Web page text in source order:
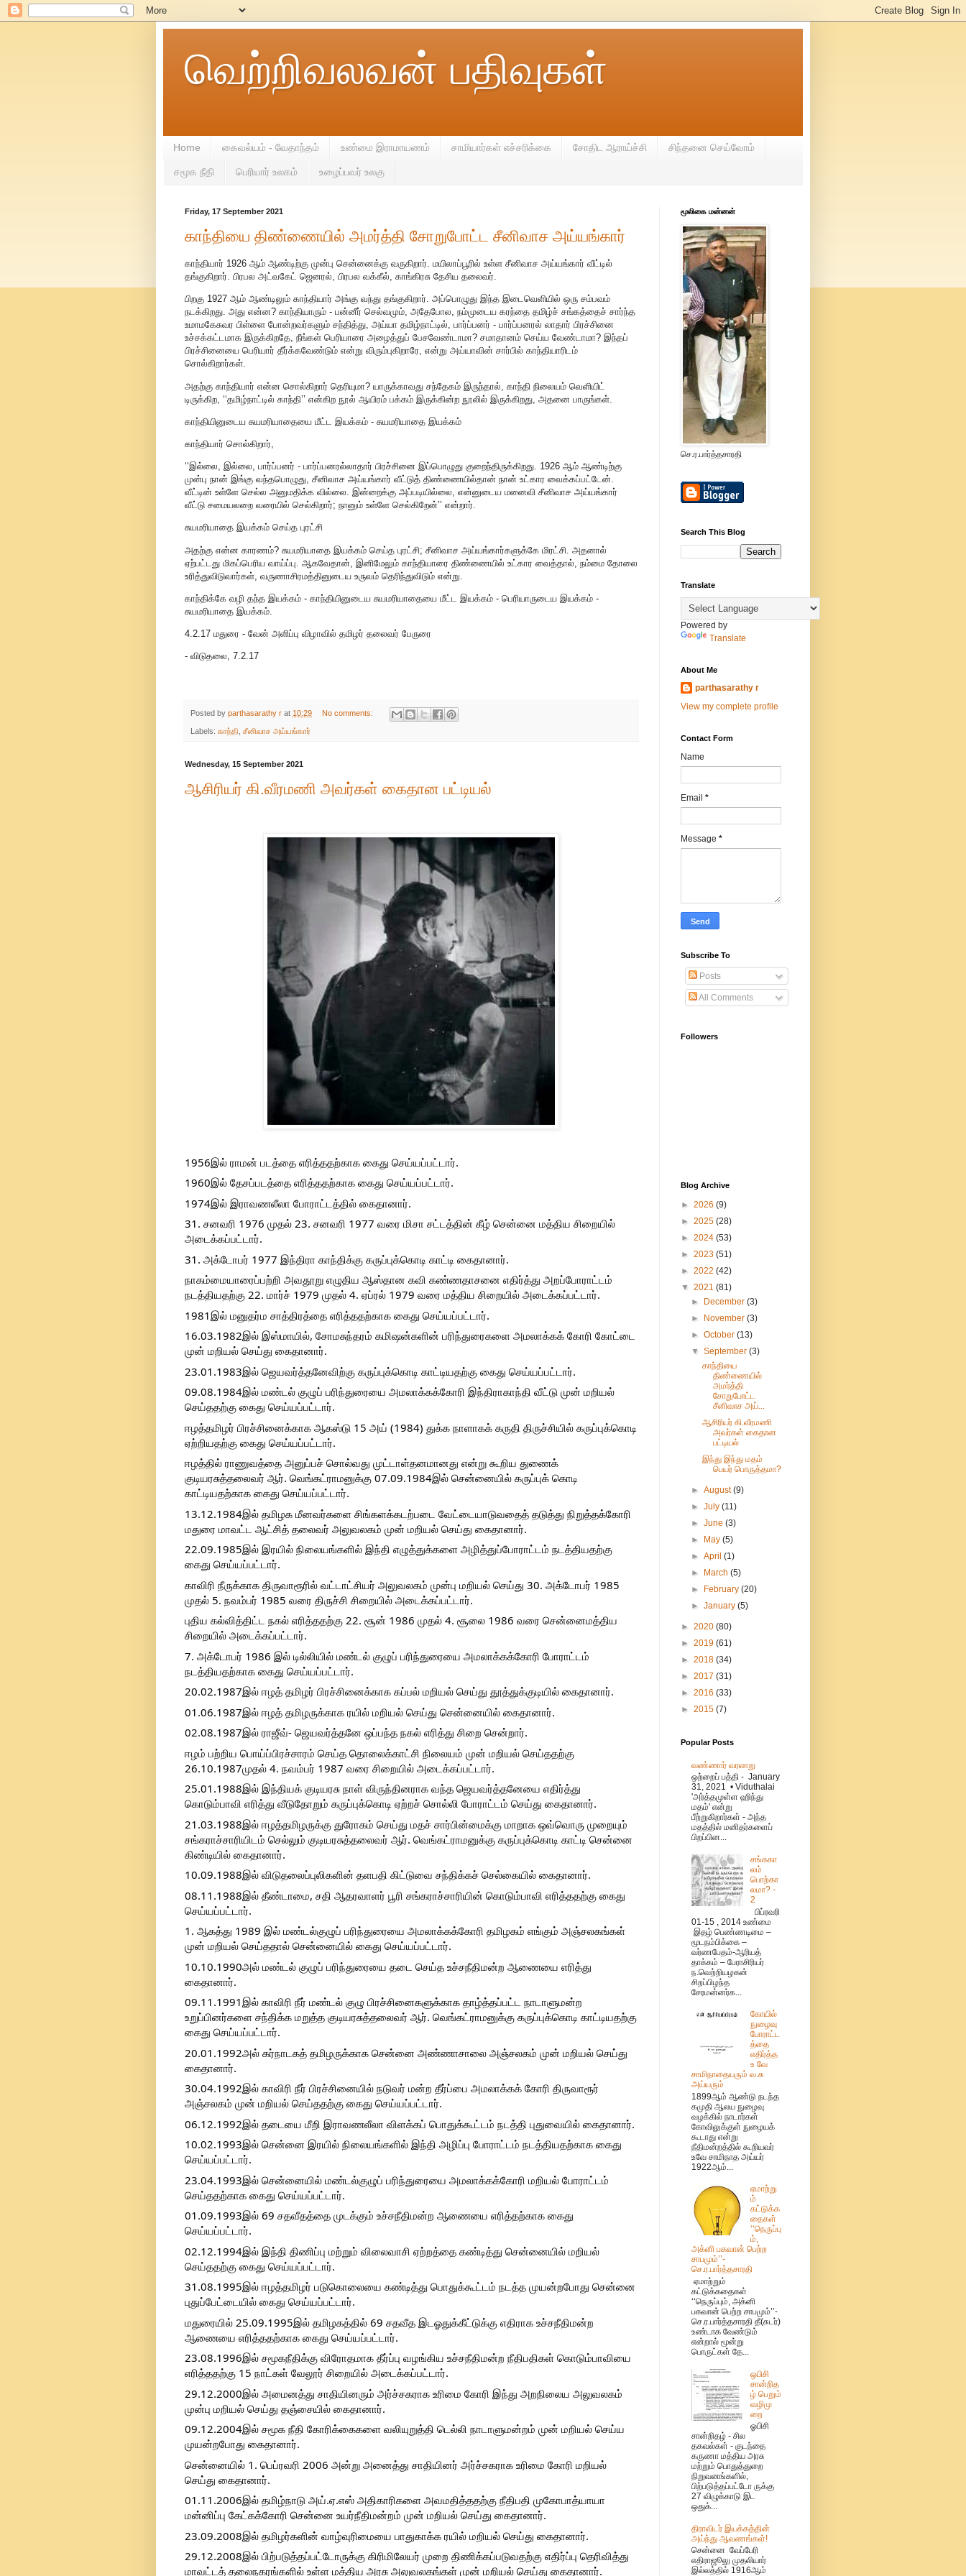
வெற்றிவலவன் பதிவுகள்
Home கைவல்யம் - வேதாந்தம் உண்மை இராமாயணம் சாமியார்கள் எச்சரிக்கை சோதிட ஆராய்ச்சி சிந்தனை செய்வோம்
சமூக நீதி பெரியார் உலகம் உழைப்பவர் உலகு
Friday, 17 September 2021
காந்தியை திண்ணையில் அமர்த்தி சோறுபோட்ட சீனிவாச அய்யங்கார்
காந்தியார் 1926 ஆம் ஆண்டிற்கு முன்பு சென்னைக்கு வருகிறார். மயிலாப்பூரில் உள்ள சீனிவாச அய்யங்கார் வீட்டில்
தங்குகிறார். பிரபல அட்வகேட் ஜெனரல், பிரபல வக்கீல், காங்கிரசு தேசிய தலைவர்.
பிறகு 1927 ஆம் ஆண்டிலும் காந்தியார் அங்கு வந்து தங்குகிறார். அப்பொழுது இந்த இடைவெளியில் ஒரு சம்பவம்
நடக்கிறது. அது என்ன? காந்தியாரும் - பன்னீர் செல்வமும், அதேபோல, நம்முடைய கரந்தை தமிழ்ச் சங்கத்தைச் சார்ந்த
உமாமகேசுவர பிள்ளை போன்றவர்களும் சந்தித்து, அய்யா தமிழ்நாட்டில், பார்ப்பனர் - பார்ப்பனரல் லாதார் பிரச்சினை
உச்சக்கட்டமாக இருக்கிறதே, நீங்கள் பெரியாரை அழைத்துப் பேசவேண்டாமா? சமாதானம் செய்ய வேண்டாமா? இந்தப்
பிரச்சினையை பெரியார் தீர்க்கவேண்டும் என்று விரும்புகிறாரே, என்று அய்யாவின் சார்பில் காந்தியாரிடம்
சொல்கிறார்கள்.
அதற்கு காந்தியார் என்ன சொல்கிறார் தெரியுமா? யாருக்காவது சந்தேகம் இருந்தால், காந்தி நிலையம் வெளியிட்
டிருக்கிற, ‘‘தமிழ்நாட்டில் காந்தி’’ என்கிற நூல் ஆயிரம் பக்கம் இருக்கின்ற நூலில் இருக்கிறது, அதனை பாருங்கள்.
காந்தியினுடைய சுயமரியாதையை மீட்ட இயக்கம் - சுயமரியாதை இயக்கம்
காந்தியார் சொல்கிறார்,
‘‘இல்லை, இல்லை, பார்ப்பனர் - பார்ப்பனரல்லாதார் பிரச்சினை இப்பொழுது குறைந்திருக்கிறது. 1926 ஆம் ஆண்டிற்கு
முன்பு நான் இங்கு வந்தபொழுது, சீனிவாச அய்யங்கார் வீட்டுத் திண்ணையில்தான் நான் உட்கார வைக்கப்பட்டேன்.
வீட்டின் உள்ளே செல்ல அனுமதிக்க வில்லை. இன்றைக்கு அப்படியில்லை, என்னுடைய மனைவி சீனிவாச அய்யங்கார்
வீட்டு சமையலறை வரையில் செல்கிறார்; நானும் உள்ளே செல்கிறேன்’’ என்றார்.
சுயமரியாதை இயக்கம் செய்த புரட்சி
அதற்கு என்ன காரணம்? சுயமரியாதை இயக்கம் செய்த புரட்சி; சீனிவாச அய்யங்கார்களுக்கே மிரட்சி. அதனால்
ஏற்பட்டது மிகப்பெரிய வாய்ப்பு. ஆகவேதான், இனிமேலும் காந்தியாரை திண்ணையில் உட்கார வைத்தால், நம்மை தோலை
உரித்துவிடுவார்கள், வருணாசிரமத்தினுடைய உருவம் தெரிந்துவிடும் என்று.
காந்திக்கே வழி தந்த இயக்கம் - காந்தியினுடைய சுயமரியாதையை மீட்ட இயக்கம் - பெரியாருடைய இயக்கம் -
சுயமரியாதை இயக்கம்.
4.2.17 மதுரை - வேன் அளிப்பு விழாவில் தமிழர் தலைவர் பேருரை
- விடுதலை, 7.2.17
Posted by parthasarathy r at 10:29 No comments:
Labels: காந்தி சீனிவாச அய்யங்கார்
Wednesday, 15 September 2021
ஆசிரியர் கி.வீரமணி அவர்கள் கைதான பட்டியல்
1956இல் ராமன் படத்தை எரித்ததற்காக கைது செய்யப்பட்டார்.
1960இல் தேசப்படத்தை எரித்ததற்காக கைது செய்யப்பட்டார்.
1974இல் இராவணலீலா போராட்டத்தில் கைதானார்.
31. சனவரி 1976 முதல் 23. சனவரி 1977 வரை மிசா சட்டத்தின் கீழ் சென்னை மத்திய சிறையில்
அடைக்கப்பட்டார்.
31. அக்டோபர் 1977 இந்திரா காந்திக்கு கருப்புக்கொடி காட்டி கைதானார்.
நாகம்மையாரைப்பற்றி அவதூறு எழுதிய ஆஸ்தான கவி கண்ணதாசனை எதிர்த்து அறப்போராட்டம்
நடத்தியதற்கு 22. மார்ச் 1979 முதல் 4. ஏப்ரல் 1979 வரை மத்திய சிறையில் அடைக்கப்பட்டார்.
1981இல் மனுதர்ம சாத்திரத்தை எரித்ததற்காக கைது செய்யப்பட்டார்.
16.03.1982இல் இஸ்மாயில், சோமசுந்தரம் கமிஷன்களின் பரிந்துரைகளை அமலாக்கக் கோரி கோட்டை
முன் மறியல் செய்து கைதானார்.
23.01.1983இல் ஜெயவர்த்தனேவிற்கு கருப்புக்கொடி காட்டியதற்கு கைது செய்யப்பட்டார்.
09.08.1984இல் மண்டல் குழுப் பரிந்துரையை அமலாக்கக்கோரி இந்திராகாந்தி வீட்டு முன் மறியல்
செய்ததற்கு கைது செய்யப்பட்டார்.
ஈழத்தமிழர் பிரச்சினைக்காக ஆகஸ்டு 15 அய் (1984) துக்க நாளாகக் கருதி திருச்சியில் கருப்புக்கொடி
ஏற்றியதற்கு கைது செய்யப்பட்டார்.
ஈழத்தில் ராணுவத்தை அனுப்பச் சொல்வது முட்டாள்தனமானது என்று கூறிய துணைக்
குடியரசுத்தலைவர் ஆர். வெங்கட்ராமனுக்கு 07.09.1984இல் சென்னையில் கருப்புக் கொடி
காட்டியதற்காக கைது செய்யப்பட்டார்.
13.12.1984இல் தமிழக மீனவர்களை சிங்களக்கடற்படை வேட்டையாடுவதைத் தடுத்து நிறுத்தக்கோரி
மதுரை மாவட்ட ஆட்சித் தலைவர் அலுவலகம் முன் மறியல் செய்து கைதானார்.
22.09.1985இல் இரயில் நிலையங்களில் இந்தி எழுத்துக்களை அழித்துப்போராட்டம் நடத்தியதற்கு
கைது செய்யப்பட்டார்.
காவிரி நீருக்காக திருவாரூரில் வட்டாட்சியர் அலுவலகம் முன்பு மறியல் செய்து 30. அக்டோபர் 1985
முதல் 5. நவம்பர் 1985 வரை திருச்சி சிறையில் அடைக்கப்பட்டார்.
புதிய கல்வித்திட்ட நகல் எரித்ததற்கு 22. சூன் 1986 முதல் 4. சூலை 1986 வரை சென்னைமத்திய
சிறையில் அடைக்கப்பட்டார்.
7. அக்டோபர் 1986 இல் டில்லியில் மண்டல் குழுப் பரிந்துரையை அமலாக்கக்கோரி போராட்டம்
நடத்தியதற்காக கைது செய்யப்பட்டார்.
20.02.1987இல் ஈழத் தமிழர் பிரச்சினைக்காக கப்பல் மறியல் செய்து தூத்துக்குடியில் கைதானார்.
01.06.1987இல் ஈழத் தமிழருக்காக ரயில் மறியல் செய்து சென்னையில் கைதானார்.
02.08.1987இல் ராஜீவ்- ஜெயவர்த்தனே ஒப்பந்த நகல் எரித்து சிறை சென்றார்.
ஈழம் பற்றிய பொய்ப்பிரச்சாரம் செய்த தொலைக்காட்சி நிலையம் முன் மறியல் செய்ததற்கு
26.10.1987முதல் 4. நவம்பர் 1987 வரை சிறையில் அடைக்கப்பட்டார்.
25.01.1988இல் இந்தியக் குடியரசு நாள் விருந்தினராக வந்த ஜெயவர்த்தனேயை எதிர்த்து
கொடும்பாவி எரித்து வீடுதோறும் கருப்புக்கொடி ஏற்றச் சொல்லி போராட்டம் செய்து கைதானார்.
21.03.1988இல் ஈழத்தமிழருக்கு துரோகம் செய்து மதச் சார்பின்மைக்கு மாறாக ஒவ்வொரு முறையும்
சங்கராச்சாரியிடம் செல்லும் குடியரசுத்தலைவர் ஆர். வெங்கட்ராமனுக்கு கருப்புக்கொடி காட்டி சென்னை
கிண்டியில் கைதானார்.
10.09.1988இல் விடுதலைப்புலிகளின் தளபதி கிட்டுவை சந்திக்கச் செல்கையில் கைதானார்.
08.11.1988இல் தீண்டாமை, சதி ஆதரவாளர் பூரி சங்கராச்சாரியின் கொடும்பாவி எரித்ததற்கு கைது
செய்யப்பட்டார்.
1. ஆகத்து 1989 இல் மண்டல்குழுப் பரிந்துரையை அமலாக்கக்கோரி தமிழகம் எங்கும் அஞ்சலகங்கள்
முன் மறியல் செய்ததால் சென்னையில் கைது செய்யப்பட்டார்.
10.10.1990அல் மண்டல் குழுப் பரிந்துரையை தடை செய்த உச்சநீதிமன்ற ஆணையை எரித்து
கைதானார்.
09.11.1991இல் காவிரி நீர் மண்டல் குழு பிரச்சினைகளுக்காக தாழ்த்தப்பட்ட நாடாளுமன்ற
உறுப்பினர்களை சந்திக்க மறுத்த குடியரசுத்தலைவர் ஆர். வெங்கட்ராமனுக்கு கருப்புக்கொடி காட்டியதற்கு
கைது செய்யப்பட்டார்.
20.01.1992அல் கர்நாடகத் தமிழருக்காக சென்னை அண்ணாசாலை அஞ்சலகம் முன் மறியல் செய்து
கைதானார்.
30.04.1992இல் காவிரி நீர் பிரச்சினையில் நடுவர் மன்ற தீர்ப்பை அமலாக்கக் கோரி திருவாரூர்
அஞ்சலகம் முன் மறியல் செய்ததற்கு கைது செய்யப்பட்டார்.
06.12.1992இல் தடையை மீறி இராவணலீலா விளக்கப் பொதுக்கூட்டம் நடத்தி புதுவையில் கைதானார்.
10.02.1993இல் சென்னை இரயில் நிலையங்களில் இந்தி அழிப்பு போராட்டம் நடத்தியதற்காக கைது
செய்யப்பட்டார்.
23.04.1993இல் சென்னையில் மண்டல்குழுப் பரிந்துரையை அமலாக்கக்கோரி மறியல் போராட்டம்
செய்ததற்காக கைது செய்யப்பட்டார்.
01.09.1993இல் 69 சதவீதத்தை முடக்கும் உச்சநீதிமன்ற ஆணையை எரித்தற்காக கைது
செய்யப்பட்டார்.
02.12.1994இல் இந்தி திணிப்பு மற்றும் விலைவாசி ஏற்றத்தை கண்டித்து சென்னையில் மறியல்
செய்ததற்கு கைது செய்யப்பட்டார்.
31.08.1995இல் ஈழத்தமிழர் படுகொலையை கண்டித்து பொதுக்கூட்டம் நடத்த முயன்றபோது சென்னை
புதுப்பேட்டையில் கைது செய்யப்பட்டார்.
மதுரையில் 25.09.1995இல் தமிழகத்தில் 69 சதவீத இடஓதுக்கீட்டுக்கு எதிராக உச்சநீதிமன்ற
ஆணையை எரித்ததற்காக கைது செய்யப்பட்டார்.
23.08.1996இல் சமூகநீதிக்கு விரோதமாக தீர்ப்பு வழங்கிய உச்சநீதிமன்ற நீதிபதிகள் கொடும்பாவியை
எரித்ததற்கு 15 நாட்கள் வேலூர் சிறையில் அடைக்கப்பட்டார்.
29.12.2000இல் அமைனத்து சாதியினரும் அர்ச்சகராக உரிமை கோரி இந்து அறநிலைய அலுவலகம்
முன்பு மறியல் செய்து தஞ்சையில் கைதானார்.
09.12.2004இல் சமூக நீதி கோரிக்கைகளை வலியுறுத்தி டெல்லி நாடாளுமன்றம் முன் மறியல் செய்ய
முயன்றபோது கைதானார்.
சென்னையில் 1. பெப்ரவரி 2006 அன்று அனைத்து சாதியினர் அர்ச்சகராக உரிமை கோரி மறியல்
செய்து கைதானார்.
01.11.2006இல் தமிழ்நாடு அய்.ஏ.எஸ் அதிகாரிகளை அவமதித்ததற்கு நீதிபதி முகோபாத்யாயா
மன்னிப்பு கேட்கக்கோரி சென்னை உயர்நீதிமன்றம் முன் மறியல் செய்து கைதானார்.
23.09.2008இல் தமிழர்களின் வாழ்வுரிமையை பாதுகாக்க ரயில் மறியல் செய்து கைதானார்.
29.12.2008இல் பிற்படுத்தப்பட்டோருக்கு கிரிமிலேயர் முறை திணிக்கப்படுவதற்கு எதிர்ப்பு தெரிவித்து
மாவட்டத் தலைநகரங்களில் உள்ள மத்திய அரசு அலுவலகங்கள் முன் மறியல் செய்து கைதானார்.
மூலிகை மன்னன்
செ.ர.பார்த்தசாரதி
Search This Blog
Translate
Powered by
Translate
About Me
parthasarathy r
View my complete profile
Contact Form
Name
Email *
Message *
Subscribe To
Posts
All Comments
Followers
Blog Archive
► 2026 (9)
► 2025 (28)
► 2024 (53)
► 2023 (51)
► 2022 (42)
▼ 2021 (81)
► December(3)
► November(3)
►October(13)
▼September(3)
காந்தியை
திண்ணையில்
அமர்த்தி
சோறுபோட்ட
சீனிவாச அய்...
ஆசிரியர் கி.வீரமணி
அவர்கள் கைதான
பட்டியல்
இந்து இந்து மதம்
பெயர் பொருத்தமா?
►August(9)
►July(11)
►June(3)
► May(5)
►April(1)
► March(5)
► February(20)
►January(5)
► 2020 (80)
► 2019 (61)
► 2018 (34)
► 2017 (31)
► 2016 (33)
► 2015 (7)
Popular Posts
வண்ணார் வரலாறு
ஒற்றைப் பத்தி - January
31, 2021 • Viduthalai
'அர்த்தமுள்ள ஹிந்து
மதம்' என்று
பீற்றுகிறார்கள் - அந்த
மதத்தில் மனிதர்களைப்
பிறப்பின...
சங்ககா
லம்
பொற்கா
லமா? -
2
பிப்ரவரி
01-15 , 2014 உண்மை
இதழ் பெண்ணடிமை –
மூடநம்பிக்கை –
வர்ணபேதம்-ஆரியத்
தாக்கம் – பேராசிரியர்
ந.வெற்றியழகன்
சிறப்பிழந்த
சேரமன்னர்க...
கோயில்
நுழைவு
போராட்ட
த்தை
எதிர்த்த
உ வே
சாமிநாதையரும் வ.சு
அய்யரும்
1899ஆம் ஆண்டு நடந்த
கமுதி ஆலய நுழைவு
வழக்கில் நாடார்கள்
கோவிலுக்குள் நுழையக்
கூடாது என்று
நீதிமன்றத்தில் கூறியவர்
உவே சாமிநாத அய்யர்
1922ஆம்...
ஏமாற்று
ம்
கட்டுக்க
தைகள்
‘‘நெருப்பு
ம்,
அக்னி பகவான் பெற்ற
சாபமும்’’-
செ.ர.பார்த்தசாரதி
ஏமாற்றும்
கட்டுக்கதைகள்
‘‘நெருப்பும், அக்னி
பகவான் பெற்ற சாபமும்’’-
செ.ர.பார்த்தசாரதி தீ(சுடர்)
உண்டாக வேண்டும்
என்றால் மூன்று
பொருட்கள் தே...
ஒபிசி
சான்றித
ழ் பெறும்
வழிமு
றை
ஓபிசி
சான்றிதழ் - சில
தகவல்கள் - குடந்தை
கருணா மத்திய அரசு
மற்றும் பொதுத்துறை
நிறுவனங்களில்,
பிற்படுத்தப்பட்டோ ருக்கு
27 விழுக்காடு இட
ஒதுக்...
திராவிடர் இயக்கத்தின்
அய்ந்து ஆவணங்கள்!
சென்னை வேப்பேரி
எதிராஜூலு முதலியார்
இல்லத்தில் 1916ஆம்